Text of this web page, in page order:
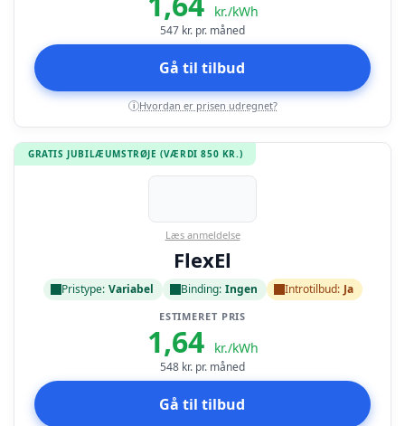
kr./kWh
547 kr. pr. måned
Gå til tilbud
i Hvordan er prisen udregnet?
GRATIS JUBILÆUMSTRØJE (VÆRDI 850 KR.)
Læs anmeldelse
FlexEl
Pristype: Variabel Binding: Ingen Introtilbud: Ja
ESTIMERET PRIS
1,64 kr./kWh
548 kr. pr. måned
Gå til tilbud